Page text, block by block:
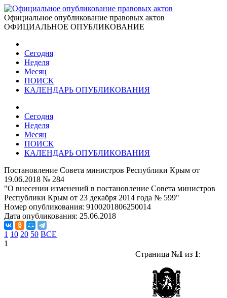
Официальное опубликование правовых актов
ОФИЦИАЛЬНОЕ ОПУБЛИКОВАНИЕ
Сегодня
Неделя
Месяц
ПОИСК
КАЛЕНДАРЬ ОПУБЛИКОВАНИЯ
Сегодня
Неделя
Месяц
ПОИСК
КАЛЕНДАРЬ ОПУБЛИКОВАНИЯ
Постановление Совета министров Республики Крым от
19.06.2018 № 284
"О внесении изменений в постановление Совета министров
Республики Крым от 23 декабря 2014 года № 599"
Номер опубликования: 9100201806250014
Дата опубликования: 25.06.2018
1 10 20 50 ВСЕ
1
Страница №1 из 1: